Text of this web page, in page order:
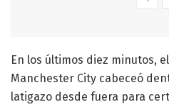
En los últimos diez minutos,
Manchester City cabeceó
latigazo desde fuera para